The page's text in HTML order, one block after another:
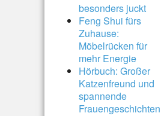
besonders juckt
Feng Shui fürs
Zuhause:
Möbelrücken für
mehr Energie
Hörbuch: Großer
Katzenfreund und
spannende
Frauengeschichten